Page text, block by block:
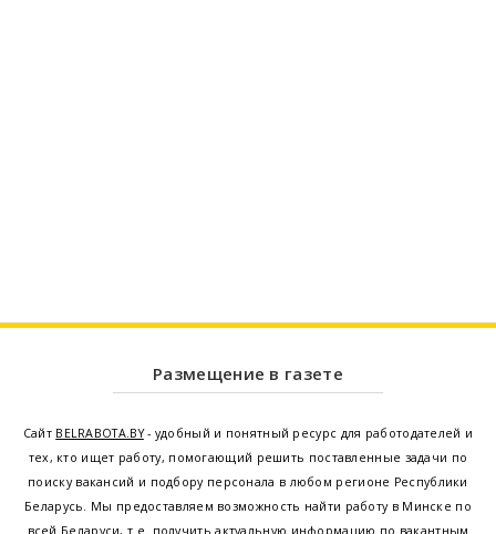
Размещение в газете
Сайт BELRABOTA.BY- удобный и понятный ресурс для работодателей и
тех, кто ищет работу, помогающий решить поставленные задачи по
поиску вакансий и подбору персонала в любом регионе Республики
Беларусь. Мы предоставляем возможность найти работу в Минске по
всей Беларуси, т.е. получить актуальную информацию по вакантным